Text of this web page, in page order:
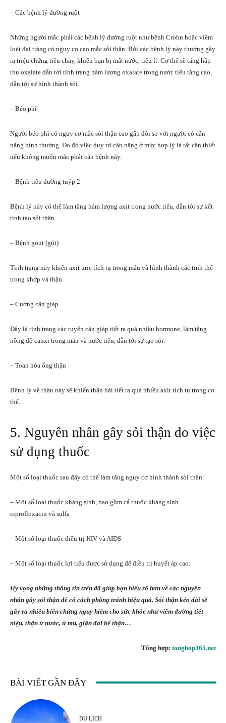
– Các bệnh lý đường ruột
Những người mắc phải các bệnh lý đường ruột như bệnh Crohn hoặc viêm
loét đại tràng có nguy cơ cao mắc sỏi thận. Bởi các bệnh lý này thường gây
ra triệu chứng tiêu chảy, khiến bạn bị mất nước, tiểu ít. Cơ thể sẽ tăng hấp
thu oxalate dẫn tới tình trạng hàm lượng oxalate trong nước tiểu tăng cao,
dẫn tới sự hình thành sỏi.
– Béo phì
Người béo phì có nguy cơ mắc sỏi thận cao gấp đôi so với người có cân
nặng bình thường. Do đó việc duy trì cân nặng ở mức hợp lý là rất cần thiết
nếu không muốn mắc phải căn bệnh này.
– Bệnh tiểu đường tuýp 2
Bệnh lý này có thể làm tăng hàm lượng axit trong nước tiểu, dẫn tới sự kết
tinh tạo sỏi thận.
– Bệnh gout (gút)
Tình trạng này khiến axit uric tích tụ trong máu và hình thành các tinh thể
trong khớp và thận.
– Cường cận giáp
Đây là tình trạng các tuyến cận giáp tiết ra quá nhiều hormone, làm tăng
nồng độ canxi trong máu và nước tiểu, dẫn tới sự tạo sỏi.
– Toan hóa ống thận
Bệnh lý về thận này sẽ khiến thận bài tiết ra quá nhiều axit tích tụ trong cơ
thể.
5. Nguyên nhân gây sỏi thận do việc
sử dụng thuốc
Một số loại thuốc sau đây có thể làm tăng nguy cơ hình thành sỏi thận:
– Một số loại thuốc kháng sinh, bao gồm cả thuốc kháng sinh
ciprofloxacin và sulfa
– Một số loại thuốc điều trị HIV và AIDS
– Một số loại thuốc lợi tiểu được sử dụng để điều trị huyết áp cao.
Hy vọng những thông tin trên đã giúp bạn hiểu rõ hơn về các nguyên
nhân gây sỏi thận để có cách phòng tránh hiệu quả. Sỏi thận kéo dài sẽ
gây ra nhiều biến chứng nguy hiểm cho sức khỏe như viêm đường tiết
niệu, thận ứ nước, ứ mủ, giãn đài bể thận…
Tổng hợp: tonghop365.net
BÀI VIẾT GẦN ĐÂY
DU LỊCH